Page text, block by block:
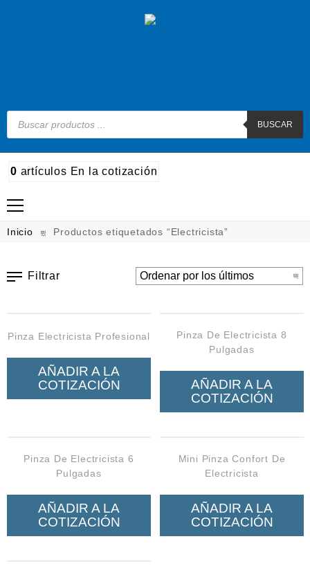
BUSCAR
0 artículos En la cotización
Madera
Automotriz e hidráulico
Ferretería
Mezcladoras
Línea de productos Virutex
Inicio Productos etiquetados “Electricista”
Filtrar
Pinza Electricista Profesional
AÑADIR A LA
COTIZACIÓN
Pinza De Electricista 8
Pulgadas
AÑADIR A LA
COTIZACIÓN
Pinza De Electricista 6
Pulgadas
AÑADIR A LA
COTIZACIÓN
Mini Pinza Confort De
Electricista
AÑADIR A LA
COTIZACIÓN